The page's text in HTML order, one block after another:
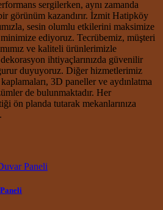
sergilerken, aynı zamanda
görünüm kazandırır. İzmit Hatipköy
sesin olumlu etkilerini maksimize
ediyoruz. Tecrübemiz, müşteri
ve kaliteli ürünlerimizle
ihtiyaçlarınızda güvenilir
duyuyoruz. Diğer hizmetlerimiz
3D paneller ve aydınlatma
de bulunmaktadır. Her
ön planda tutarak mekanlarınıza